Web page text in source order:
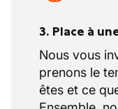
3. Place à
Nous vous
prenons le
êtes et ce